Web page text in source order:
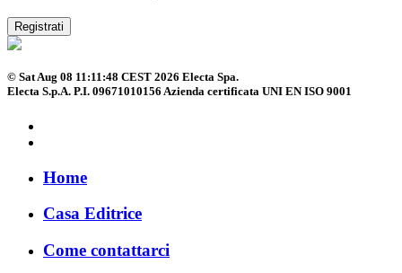
Registrati
© Sat Aug 08 11:11:48 CEST 2026 Electa Spa.
Electa S.p.A. P.I. 09671010156 Azienda certificata UNI EN ISO 9001
Home
Casa Editrice
Come contattarci